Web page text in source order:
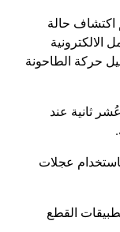
اكتشاف حالة
الالكترونية
حركة الطاحونة
ثانية عند
باستخدام عجلات
6 بوصات لتطبيقات القطع